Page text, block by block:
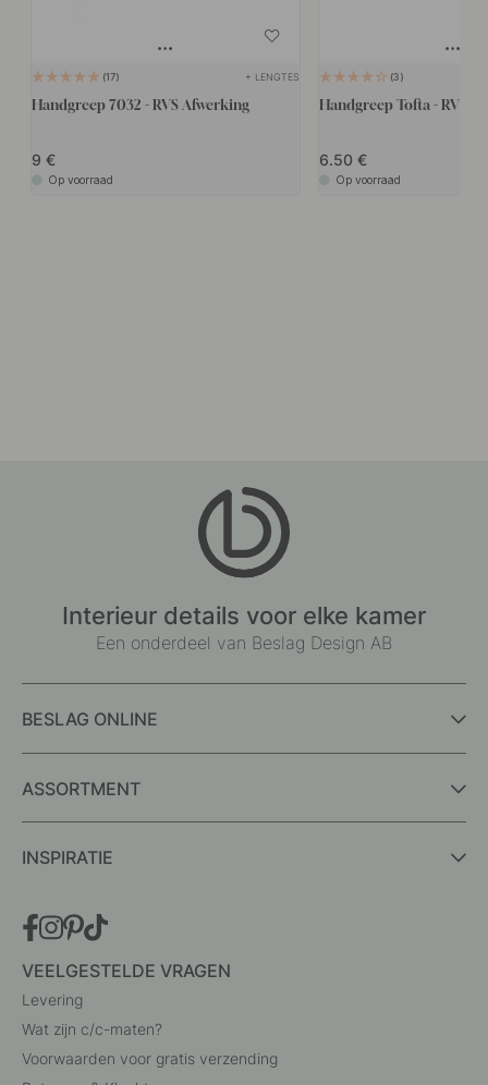
17 + LENGTES
Handgreep 7032 - RVS Afwerking
9
Op voorraad
3
Handgreep Tofta - RVS
6.50
Op voorraad
Interieur details voor elke kamer
Een onderdeel van Beslag Design AB
BESLAG ONLINE
ASSORTMENT
INSPIRATIE
VEELGESTELDE VRAGEN
Levering
Wat zijn c/c-maten?
Voorwaarden voor gratis verzending